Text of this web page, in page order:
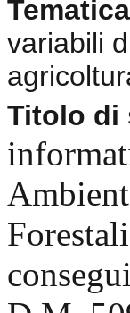
variabili
Titolo di